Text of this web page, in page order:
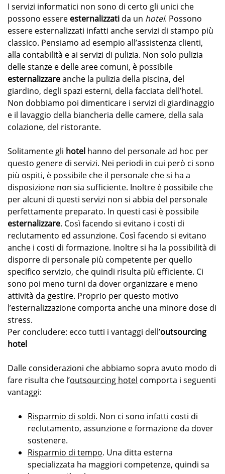
I servizi informatici non sono di certo gli unici che
possono essere esternalizzati da un hotel. Possono
essere esternalizzati infatti anche servizi di stampo più
classico. Pensiamo ad esempio all’assistenza clienti,
alla contabilità e ai servizi di pulizia. Non solo pulizia
delle stanze e delle aree comuni, è possibile
esternalizzareanche la pulizia della piscina, del
giardino, degli spazi esterni, della facciata dell’hotel.
Non dobbiamo poi dimenticare i servizi di giardinaggio
e il lavaggio della biancheria delle camere, della sala
colazione, del ristorante.
Solitamente gli hotel hanno del personale ad hoc per
questo genere di servizi. Nei periodi in cui però ci sono
più ospiti, è possibile che il personale che si ha a
disposizione non sia sufficiente. Inoltre è possibile che
per alcuni di questi servizi non si abbia del personale
perfettamente preparato. In questi casi è possibile
esternalizzare. Così facendo si evitano i costi di
reclutamento ed assunzione. Così facendo si evitano
anche i costi di formazione. Inoltre si ha la possibilità di
disporre di personale più competente per quello
specifico servizio, che quindi risulta più efficiente. Ci
sono poi meno turni da dover organizzare e meno
attività da gestire. Proprio per questo motivo
l’esternalizzazione comporta anche una minore dose di
stress.
Per concludere: ecco tutti i vantaggi dell’outsourcing
hotel
Dalle considerazioni che abbiamo sopra avuto modo di
fare risulta che l’outsourcing hotel comporta i seguenti
vantaggi:
Risparmio di soldi. Non ci sono infatti costi di
reclutamento, assunzione e formazione da dover
sostenere.
Risparmio di tempo. Una ditta esterna
specializzata ha maggiori competenze, quindi sa